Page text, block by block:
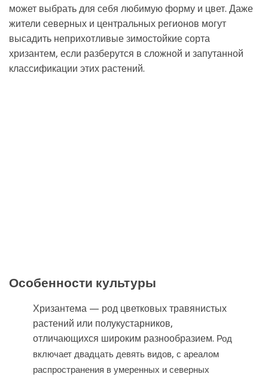
может выбрать для себя любимую форму и цвет. Даже
жители северных и центральных регионов могут
высадить неприхотливые зимостойкие сорта
хризантем, если разберутся в сложной и запутанной
классификации этих растений.
Особенности культуры
Хризантема — род цветковых травянистых
растений или полукустарников,
отличающихся широким разнообразием. Род
включает двадцать девять видов, с ареалом
распространения в умеренных и северных